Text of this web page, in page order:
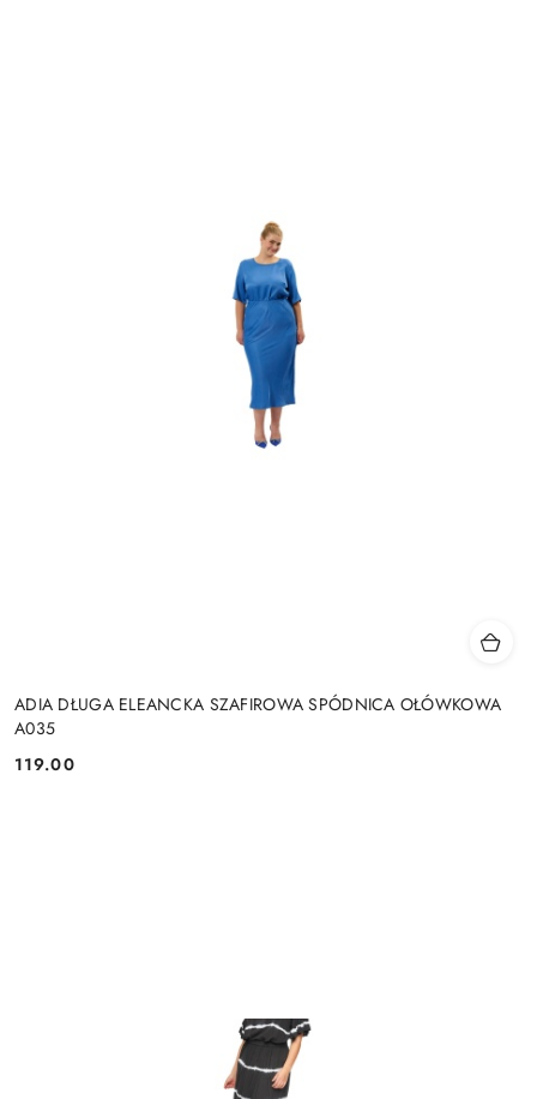
ADIA DŁUGA ELEANCKA SZAFIROWA SPÓDNICA OŁÓWKOWA
A035
Cena:
119.00